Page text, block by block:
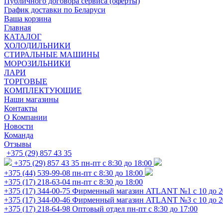
График доставки по Беларуси
Ваша корзина
Главная
КАТАЛОГ
ХОЛОДИЛЬНИКИ
СТИРАЛЬНЫЕ МАШИНЫ
МОРОЗИЛЬНИКИ
ЛАРИ
ТОРГОВЫЕ
КОМПЛЕКТУЮЩИЕ
Наши магазины
Контакты
О Компании
Новости
Команда
Отзывы
+375 (29) 857 43 35
+375 (29) 857 43 35 пн-пт с 8:30 до 18:00
+375 (44) 539-99-08 пн-пт с 8:30 до 18:00
+375 (17) 218-63-04 пн-пт с 8:30 до 18:00
+375 (17) 344-00-75 Фирменный магазин ATLANT №1 с 10 до
+375 (17) 344-00-46 Фирменный магазин ATLANT №3 с 10 до
+375 (17) 218-64-98 Оптовый отдел пн-пт с 8:30 до 17:00